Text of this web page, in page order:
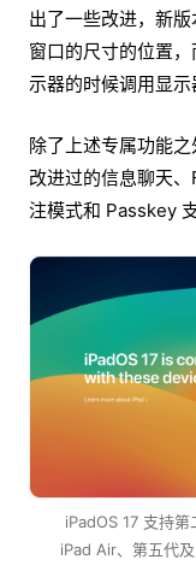
出了一些改进，新
窗口的尺寸的位置
示器的时候调用显
除了上述专属功能
改进过的信息聊天
注模式和 Passkey
iPadOS 17 支持
iPad Air、第五代